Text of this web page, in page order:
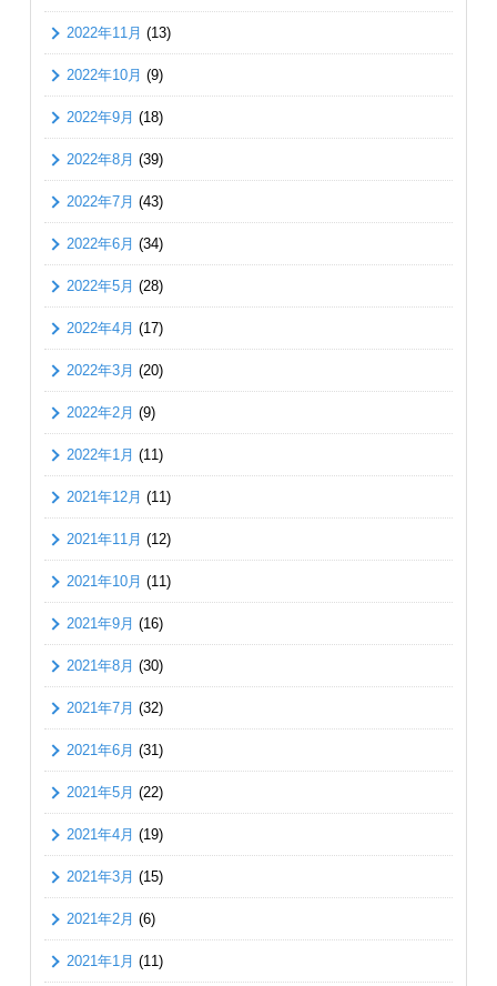
2022年11月 (13)
2022年10月 (9)
2022年9月 (18)
2022年8月 (39)
2022年7月 (43)
2022年6月 (34)
2022年5月 (28)
2022年4月 (17)
2022年3月 (20)
2022年2月 (9)
2022年1月 (11)
2021年12月 (11)
2021年11月 (12)
2021年10月 (11)
2021年9月 (16)
2021年8月 (30)
2021年7月 (32)
2021年6月 (31)
2021年5月 (22)
2021年4月 (19)
2021年3月 (15)
2021年2月 (6)
2021年1月 (11)